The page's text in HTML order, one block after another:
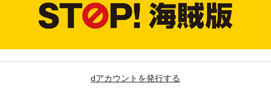
dアカウントを発行する